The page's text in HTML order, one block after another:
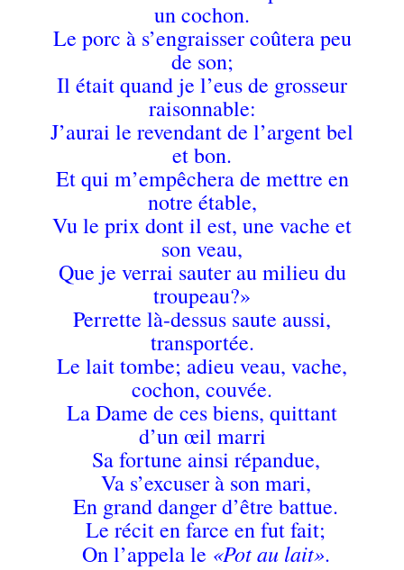
un cochon.
Le porc à s’engraisser coûtera peu
de son;
Il était quand je l’eus de grosseur
raisonnable:
J’aurai le revendant de l’argent bel
et bon.
Et qui m’empêchera de mettre en
notre étable,
Vu le prix dont il est, une vache et
son veau,
Que je verrai sauter au milieu du
troupeau?»
Perrette là-dessus saute aussi,
transportée.
Le lait tombe; adieu veau, vache,
cochon, couvée.
La Dame de ces biens, quittant
d’un œil marri
Sa fortune ainsi répandue,
Va s’excuser à son mari,
En grand danger d’être battue.
Le récit en farce en fut fait;
On l’appela le «Pot au lait».